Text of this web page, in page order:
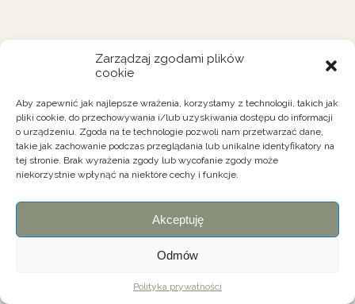
Zarządzaj zgodami plików
cookie
Aby zapewnić jak najlepsze wrażenia, korzystamy z technologii, takich jak
pliki cookie, do przechowywania i/lub uzyskiwania dostępu do informacji
o urządzeniu. Zgoda na te technologie pozwoli nam przetwarzać dane,
takie jak zachowanie podczas przeglądania lub unikalne identyfikatory na
tej stronie. Brak wyrażenia zgody lub wycofanie zgody może
niekorzystnie wpłynąć na niektóre cechy i funkcje.
Akceptuję
Odmów
Polityka prywatności